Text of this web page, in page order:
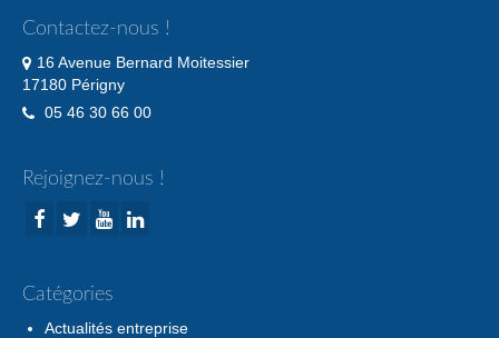
Contactez-nous !
16 Avenue Bernard Moitessier
17180 Périgny
05 46 30 66 00
Rejoignez-nous !
Catégories
Actualités entreprise